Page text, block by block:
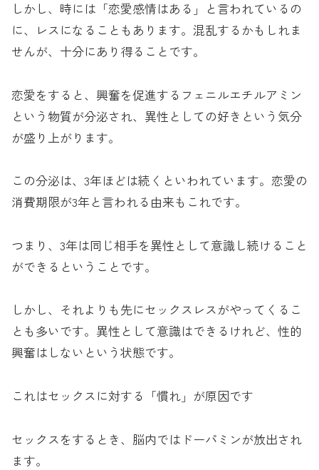
しかし、時には「恋愛感情はある」と言われているの
に、レスになることもあります。混乱するかもしれま
せんが、十分にあり得ることです。
恋愛をすると、興奮を促進するフェニルエチルアミン
という物質が分泌され、異性としての好きという気分
が盛り上がります。
この分泌は、3年ほどは続くといわれています。恋愛の
消費期限が3年と言われる由来もこれです。
つまり、3年は同じ相手を異性として意識し続けること
ができるということです。
しかし、それよりも先にセックスレスがやってくるこ
とも多いです。異性として意識はできるけれど、性的
興奮はしないという状態です。
これはセックスに対する「慣れ」が原因です
セックスをするとき、脳内ではドーパミンが放出され
ます。